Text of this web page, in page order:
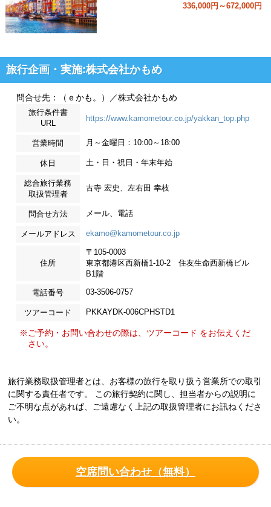
336,000円～672,000円
旅行企画・実施:株式会社かもめ
問合せ先：（ｅかも。）／株式会社かもめ
旅行条件書
URL
https://www.kamometour.co.jp/yakkan_top.php
営業時間 月～金曜日：10:00～18:00
休日 土・日・祝日・年末年始
総合旅行業務
取扱管理者
古寺 宏史、左右田 幸枝
問合せ方法 メール、電話
メールアドレス ekamo@kamometour.co.jp
住所
〒105-0003
東京都港区西新橋1-10-2 住友生命西新橋ビル
B1階
電話番号 03-3506-0757
ツアーコード PKKAYDK-006CPHSTD1
※ご予約・お問い合わせの際は、ツアーコード をお伝えくだ
さい。
旅行業務取扱管理者とは、お客様の旅行を取り扱う営業所での取引
に関する責任者です。 この旅行契約に関し、担当者からの説明に
ご不明な点があれば、ご遠慮なく上記の取扱管理者にお訊ねくださ
い。
空席問い合わせ（無料）